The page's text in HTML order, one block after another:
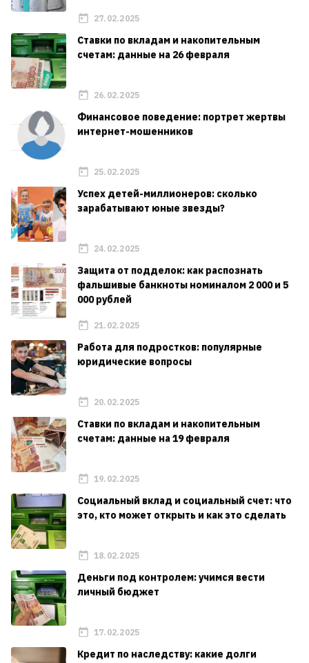
27.02.2025
Ставки по вкладам и накопительным
счетам: данные на 26 февраля
26.02.2025
Финансовое поведение: портрет жертвы
интернет-мошенников
25.02.2025
Успех детей-миллионеров: сколько
зарабатывают юные звезды?
24.02.2025
Защита от подделок: как распознать
фальшивые банкноты номиналом 2 000 и 5
000 рублей
21.02.2025
Работа для подростков: популярные
юридические вопросы
20.02.2025
Ставки по вкладам и накопительным
счетам: данные на 19 февраля
19.02.2025
Социальный вклад и социальный счет: что
это, кто может открыть и как это сделать
18.02.2025
Деньги под контролем: учимся вести
личный бюджет
17.02.2025
Кредит по наследству: какие долги